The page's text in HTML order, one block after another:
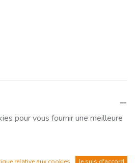
pour vous fournir une meilleure